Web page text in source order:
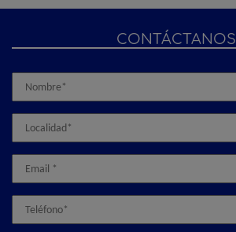
CONTÁCTANOS